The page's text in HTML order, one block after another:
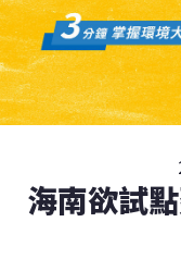
海南欲試